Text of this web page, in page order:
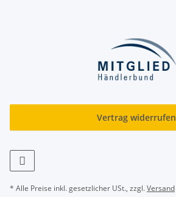
Vertrag widerrufen
* Alle Preise inkl. gesetzlicher USt., zzgl.Versand